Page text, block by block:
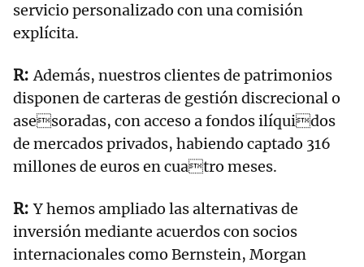
servicio personalizado con una comisión
explícita.
Además, nuestros clientes de patrimonios
disponen de carteras de gestión discrecional o
asesoradas, con acceso a fondos ilíquidos
de mercados privados, habiendo captado 316
millones de euros en cuatro meses.
Y hemos ampliado las alternativas de
inversión mediante acuerdos con socios
internacionales como Bernstein, Morgan